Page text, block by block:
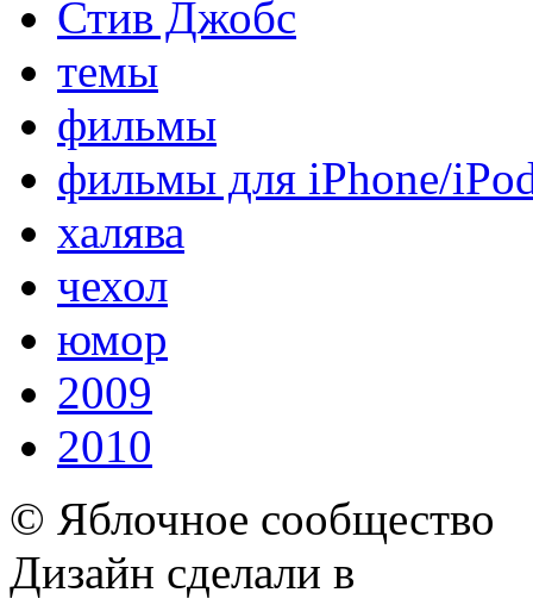
Стив Джобс
темы
фильмы
фильмы для iPhone/
халява
чехол
юмор
2009
2010
© Яблочное сообщество
Дизайн сделали в